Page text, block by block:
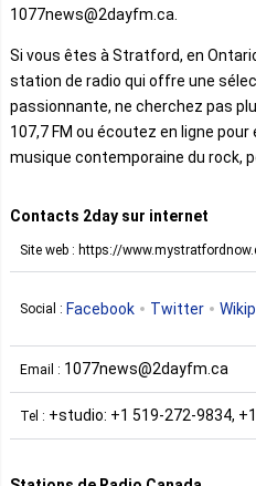
1077news@2dayfm.ca.
Si vous êtes à Stratford, en
station de radio qui offre une
passionnante, ne cherchez pas
107,7 FM ou écoutez en ligne
musique contemporaine du rock,
Contacts 2day sur internet
Site web : https://
Social : Facebook Twitter
Email : 1077news@2dayfm.ca
Tel : +studio: +1 519-272-9834,
271-2450